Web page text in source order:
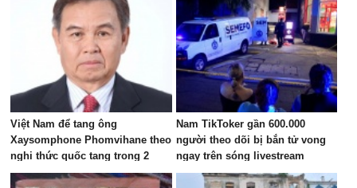
Việt Nam để tang ông
Xaysomphone Phomvihane theo
nghi thức quốc tang trong 2
ngày
Nam TikToker gần 600.000
người theo dõi bị bắn tử vong
ngay trên sóng livestream